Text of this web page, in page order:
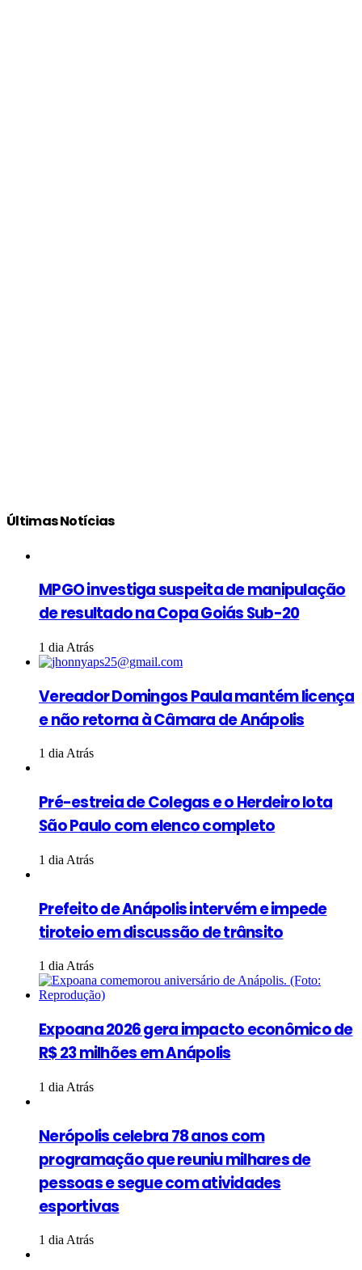
Últimas Notícias
MPGO investiga suspeita de manipulação
de resultado na Copa Goiás Sub-20
1 dia Atrás
Vereador Domingos Paula mantém licença
e não retorna à Câmara de Anápolis
1 dia Atrás
Pré-estreia de Colegas e o Herdeiro lota
São Paulo com elenco completo
1 dia Atrás
Prefeito de Anápolis intervém e impede
tiroteio em discussão de trânsito
1 dia Atrás
Expoana 2026 gera impacto econômico de
R$ 23 milhões em Anápolis
1 dia Atrás
Nerópolis celebra 78 anos com
programação que reuniu milhares de
pessoas e segue com atividades
esportivas
1 dia Atrás